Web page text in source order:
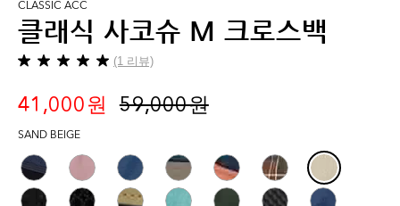
CLASSIC ACC
클래식 사코슈 M 크로스백
(1 리뷰)
별
개
5.0
개
입
니
59,000 원
41,000 원
SAND BEIGE